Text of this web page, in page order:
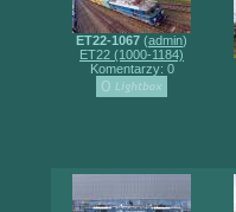
ET22-1067 (admin)
ET22 (1000-1184)
Komentarzy: 0